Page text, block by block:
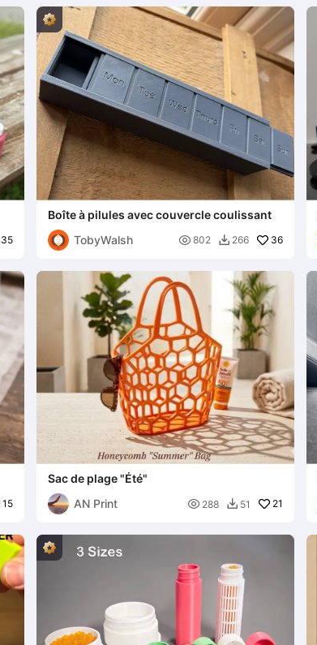
35
Boîte à pilules avec couvercle coulissant
TobyWalsh
 802  266 36
15
Sac de plage "Été"
AN Print
 288  51 21